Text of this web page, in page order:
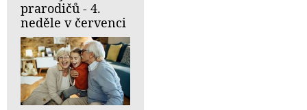
prarodičů - 4.
neděle v červenci